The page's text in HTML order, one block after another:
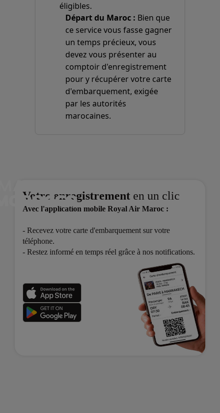
éligibles.
Départ du Maroc : Bien que
ce service vous fasse gagner
un temps précieux, vous
devez vous présenter au
comptoir d'enregistrement
pour y récupérer votre carte
d'embarquement, exigée
par les autorités
marocaines.
Votre enregistrement en un clic
Avec l'application mobile Royal Air Maroc :
- Recevez votre carte d'embarquement sur votre
téléphone.
- Restez informé en temps réel grâce à nos notifications.